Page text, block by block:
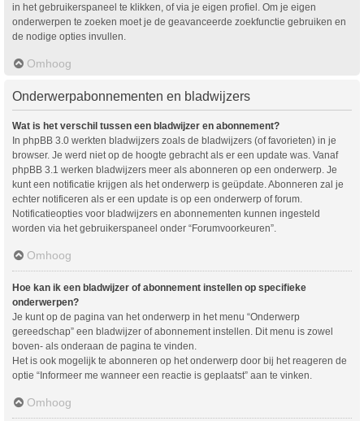
in het gebruikerspaneel te klikken, of via je eigen profiel. Om je eigen
onderwerpen te zoeken moet je de geavanceerde zoekfunctie gebruiken en
de nodige opties invullen.
Omhoog
Onderwerpabonnementen en bladwijzers
Wat is het verschil tussen een bladwijzer en abonnement?
In phpBB 3.0 werkten bladwijzers zoals de bladwijzers (of favorieten) in je
browser. Je werd niet op de hoogte gebracht als er een update was. Vanaf
phpBB 3.1 werken bladwijzers meer als abonneren op een onderwerp. Je
kunt een notificatie krijgen als het onderwerp is geüpdate. Abonneren zal je
echter notificeren als er een update is op een onderwerp of forum.
Notificatieopties voor bladwijzers en abonnementen kunnen ingesteld
worden via het gebruikerspaneel onder “Forumvoorkeuren”.
Omhoog
Hoe kan ik een bladwijzer of abonnement instellen op specifieke
onderwerpen?
Je kunt op de pagina van het onderwerp in het menu “Onderwerp
gereedschap” een bladwijzer of abonnement instellen. Dit menu is zowel
boven- als onderaan de pagina te vinden.
Het is ook mogelijk te abonneren op het onderwerp door bij het reageren de
optie “Informeer me wanneer een reactie is geplaatst” aan te vinken.
Omhoog